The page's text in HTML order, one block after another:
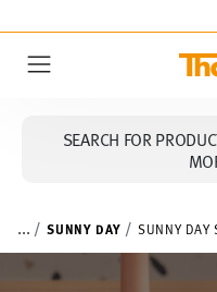
☀️ Up
SEARCH FOR
... SUNNY DAY SUNNY DAY